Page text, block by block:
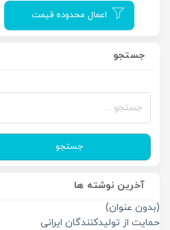
اعمال محدوده قیمت
جستجو
جستجو
آخرین نوشته ها
(بدون عنوان)
حمایت از تولیدکنندگان ایرانی